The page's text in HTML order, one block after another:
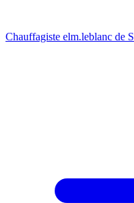
Chauffagiste elm.leblanc de